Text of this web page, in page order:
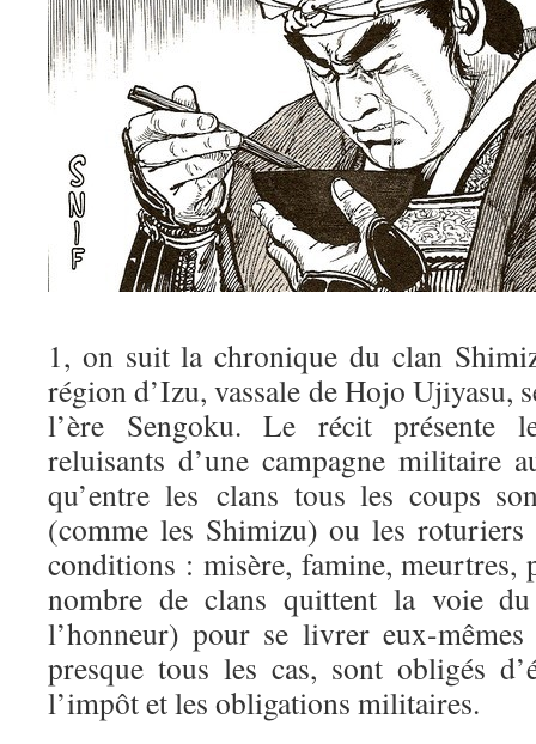
1, on suit la chronique du clan
région d’Izu, vassale de Hojo Ujiyasu,
l’ère Sengoku. Le récit présente
reluisants d’une campagne militaire
qu’entre les clans tous les coups
(comme les Shimizu) ou les
conditions : misère, famine, meurtres,
nombre de clans quittent la voie
l’honneur) pour se livrer eux-
presque tous les cas, sont obligés
l’impôt et les obligations militaires.